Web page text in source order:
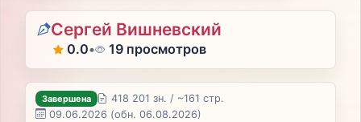
Сергей Вишневский
0.0• 19 просмотров
Завершена
418 201 зн. / ~161 стр.
09.06.2026 (обн. 06.08.2026)